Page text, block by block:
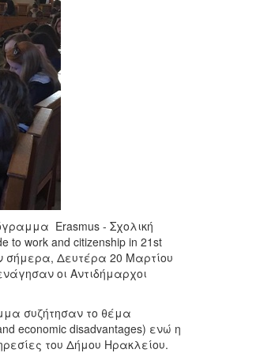
Erasmus - Σχολική
to work and citizenship in 21st
σήμερα, Δευτέρα 20 Μαρτίου
οι Αντιδήμαρχοι
συζήτησαν το θέμα
economic disadvantages) ενώ η
του Δήμου Ηρακλείου.